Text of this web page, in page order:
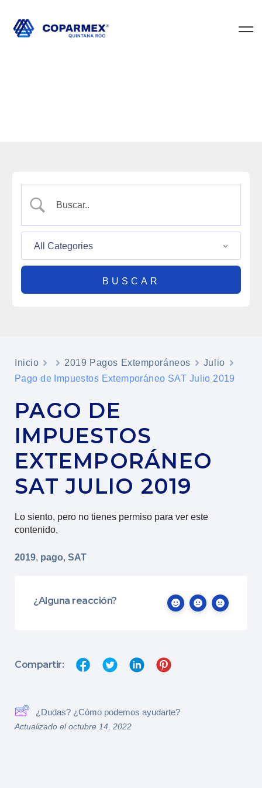
Inicio 2019 Pagos Extemporáneos
Julio
Pago de Impuestos Extemporáneo SAT Julio 2019
PAGO DE
IMPUESTOS
EXTEMPORÁNEO
SAT JULIO 2019
Lo siento, pero no tienes permiso para ver este
contenido,
2019, pago, SAT
¿Alguna reacción?
Compartir:
¿Dudas? ¿Cómo podemos ayudarte?
Actualizado el octubre 14, 2022